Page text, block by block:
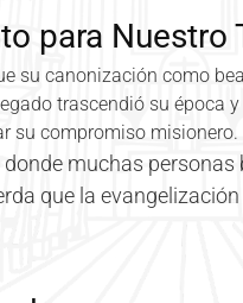
para Nuestro
su canonización como
trascendió su época
su compromiso misionero.
donde muchas
que la